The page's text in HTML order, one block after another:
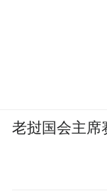
老挝国会主席